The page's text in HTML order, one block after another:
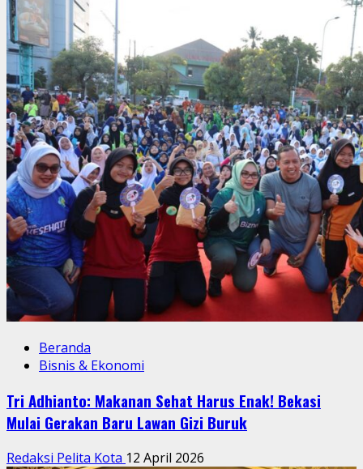
Beranda
Bisnis & Ekonomi
Tri Adhianto: Makanan Sehat Harus Enak! Bekasi
Mulai Gerakan Baru Lawan Gizi Buruk
Redaksi Pelita Kota 12 April 2026